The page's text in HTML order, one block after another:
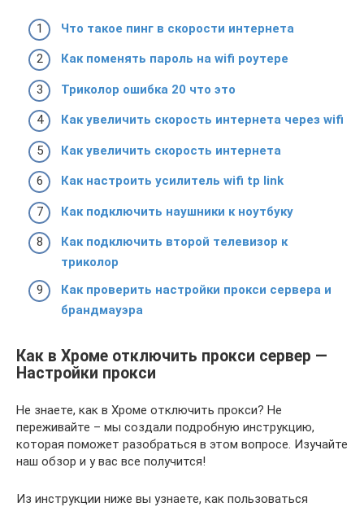
Что такое пинг в скорости интернета
Как поменять пароль на wifi роутере
Триколор ошибка 20 что это
Как увеличить скорость интернета через wifi
Как увеличить скорость интернета
Как настроить усилитель wifi tp link
Как подключить наушники к ноутбуку
Как подключить второй телевизор к
триколор
Как проверить настройки прокси сервера и
брандмауэра
Как в Хроме отключить прокси сервер —
Настройки прокси
Не знаете, как в Хроме отключить прокси? Не
переживайте – мы создали подробную инструкцию,
которая поможет разобраться в этом вопросе. Изучайте
наш обзор и у вас все получится!
Из инструкции ниже вы узнаете, как пользоваться